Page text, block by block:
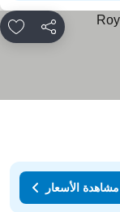
مشاركة
مشاهدة الأسعار